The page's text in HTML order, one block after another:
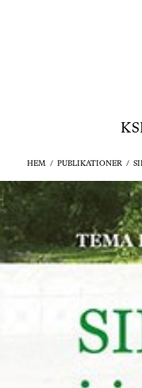
HEM / PUBLIKATIONER /